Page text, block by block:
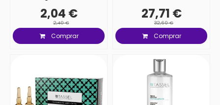
2,04 €
2,40 €
Comprar
27,71 €
32,60 €
Comprar